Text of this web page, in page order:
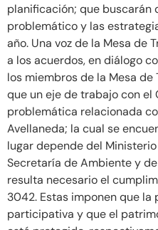
planificación; que buscarán
problemático y las
año. Una voz de la Mesa de
a los acuerdos, en diálogo
los miembros de la Mesa de
que un eje de trabajo con el
problemática relacionada
Avellaneda; la cual se
lugar depende del
Secretaría de Ambiente y
resulta necesario el
3042. Estas imponen que
participativa y que el